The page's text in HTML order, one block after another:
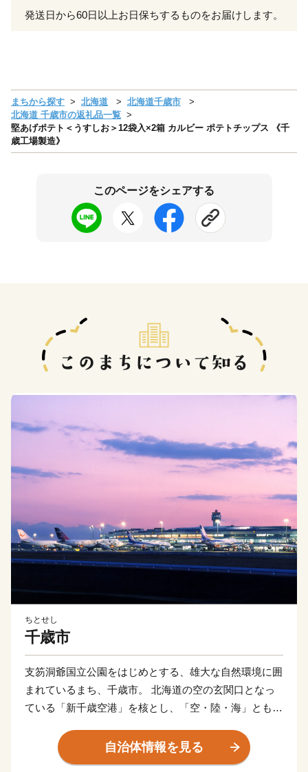
発送日から60日以上お日保ちするものをお届けします。
まちから探す 北海道
北海道千歳市
北海道 千歳市の返礼品一覧
堅あげポテト＜うすしお＞12袋入×2箱 カルビー ポテトチップス 《千
歳工場製造》
このページをシェアする
ちとせし
千歳市
支笏洞爺国立公園をはじめとする、雄大な自然環境に囲
まれているまち、千歳市。 北海道の空の玄関口となっ
ている「新千歳空港」を核とし、「空・陸・海」ともに
ます。 また、市内11カ所の工業団地には、多くの企業
が立地しているほか、石狩管内一の生産額を誇る農業地
自治体情報を見る